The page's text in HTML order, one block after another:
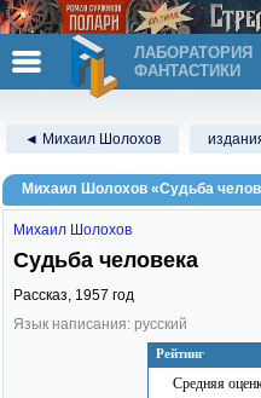
ЛАБОРАТОРИЯ
ФАНТАСТИКИ
◄ Михаил Шолохов
Михаил Шолохов «Судьба
Рейтинг
Средняя
Михаил Шолохов
Судьба человека
Рассказ, 1957 год
Язык написания: русский